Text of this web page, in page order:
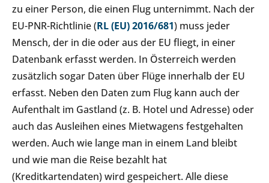
zu einer Person, die einen Flug unternimmt. Nach der
EU-PNR-Richtlinie (RL (EU) 2016/681) muss jeder
Mensch, der in die oder aus der EU fliegt, in einer
Datenbank erfasst werden. In Österreich werden
zusätzlich sogar Daten über Flüge innerhalb der EU
erfasst. Neben den Daten zum Flug kann auch der
Aufenthalt im Gastland (z. B. Hotel und Adresse) oder
auch das Ausleihen eines Mietwagens festgehalten
werden. Auch wie lange man in einem Land bleibt
und wie man die Reise bezahlt hat
(Kreditkartendaten) wird gespeichert. Alle diese